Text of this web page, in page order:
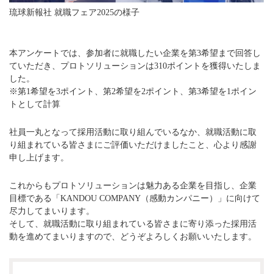
琉球新報社 就職フェア2025の様子
本アンケートでは、参加者に就職したい企業を第3希望まで回答し
ていただき、プロトソリューションは310ポイントを獲得いたしま
した。
※第1希望を3ポイント、第2希望を2ポイント、第3希望を1ポイン
トとして計算
社員一丸となって採用活動に取り組んでいるなか、就職活動に取
り組まれている皆さまにご評価いただけましたこと、心より感謝
申し上げます。
これからもプロトソリューションは魅力ある企業を目指し、企業
目標である「KANDOU COMPANY（感動カンパニー）」に向けて
尽力してまいります。
そして、就職活動に取り組まれている皆さまに寄り添った採用活
動を進めてまいりますので、どうぞよろしくお願いいたします。